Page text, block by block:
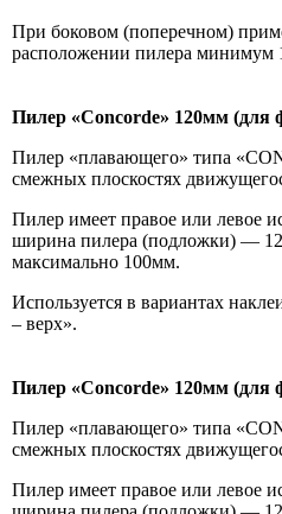
При боковом (поперечном)
расположении пилера минимум
Пилер «Concorde» 120мм (для
Пилер «плавающего» типа
смежных плоскостях
Пилер имеет правое или левое
ширина пилера (подложки) —
максимально 100мм.
Используется в вариантах
– верх».
Пилер «Concorde» 120мм (для
Пилер «плавающего» типа
смежных плоскостях
Пилер имеет правое или левое